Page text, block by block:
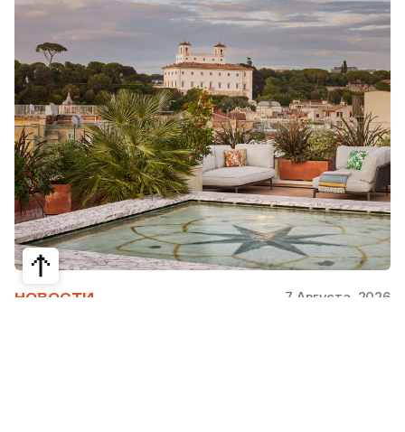
НОВОСТИ 7 Августа, 2026